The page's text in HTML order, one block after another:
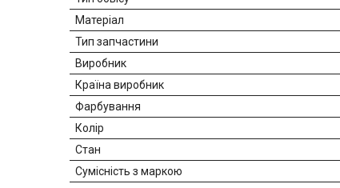
Матеріал
Тип запчастини
Виробник
Країна виробник
Фарбування
Колір
Стан
Сумісність з маркою